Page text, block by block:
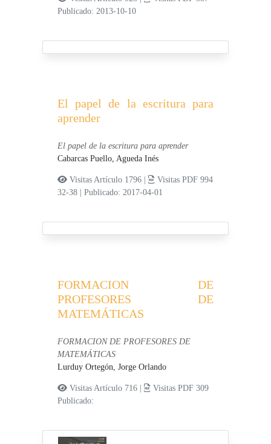
Publicado: 2013-10-10
El papel de la escritura para
aprender
El papel de la escritura para aprender
Cabarcas Puello, Agueda Inés
Visitas Artículo 1796 |
Visitas PDF 994
32-38
|Publicado: 2017-04-01
FORMACION DE
PROFESORES DE
MATEMÁTICAS
FORMACION DE PROFESORES DE
MATEMÁTICAS
Lurduy Ortegón, Jorge Orlando
Visitas Artículo 716 |
Visitas PDF 309
Publicado: